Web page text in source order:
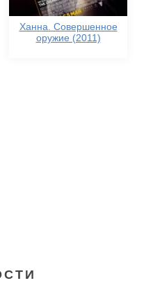
Ханна. Совершенное
оружие (2011)